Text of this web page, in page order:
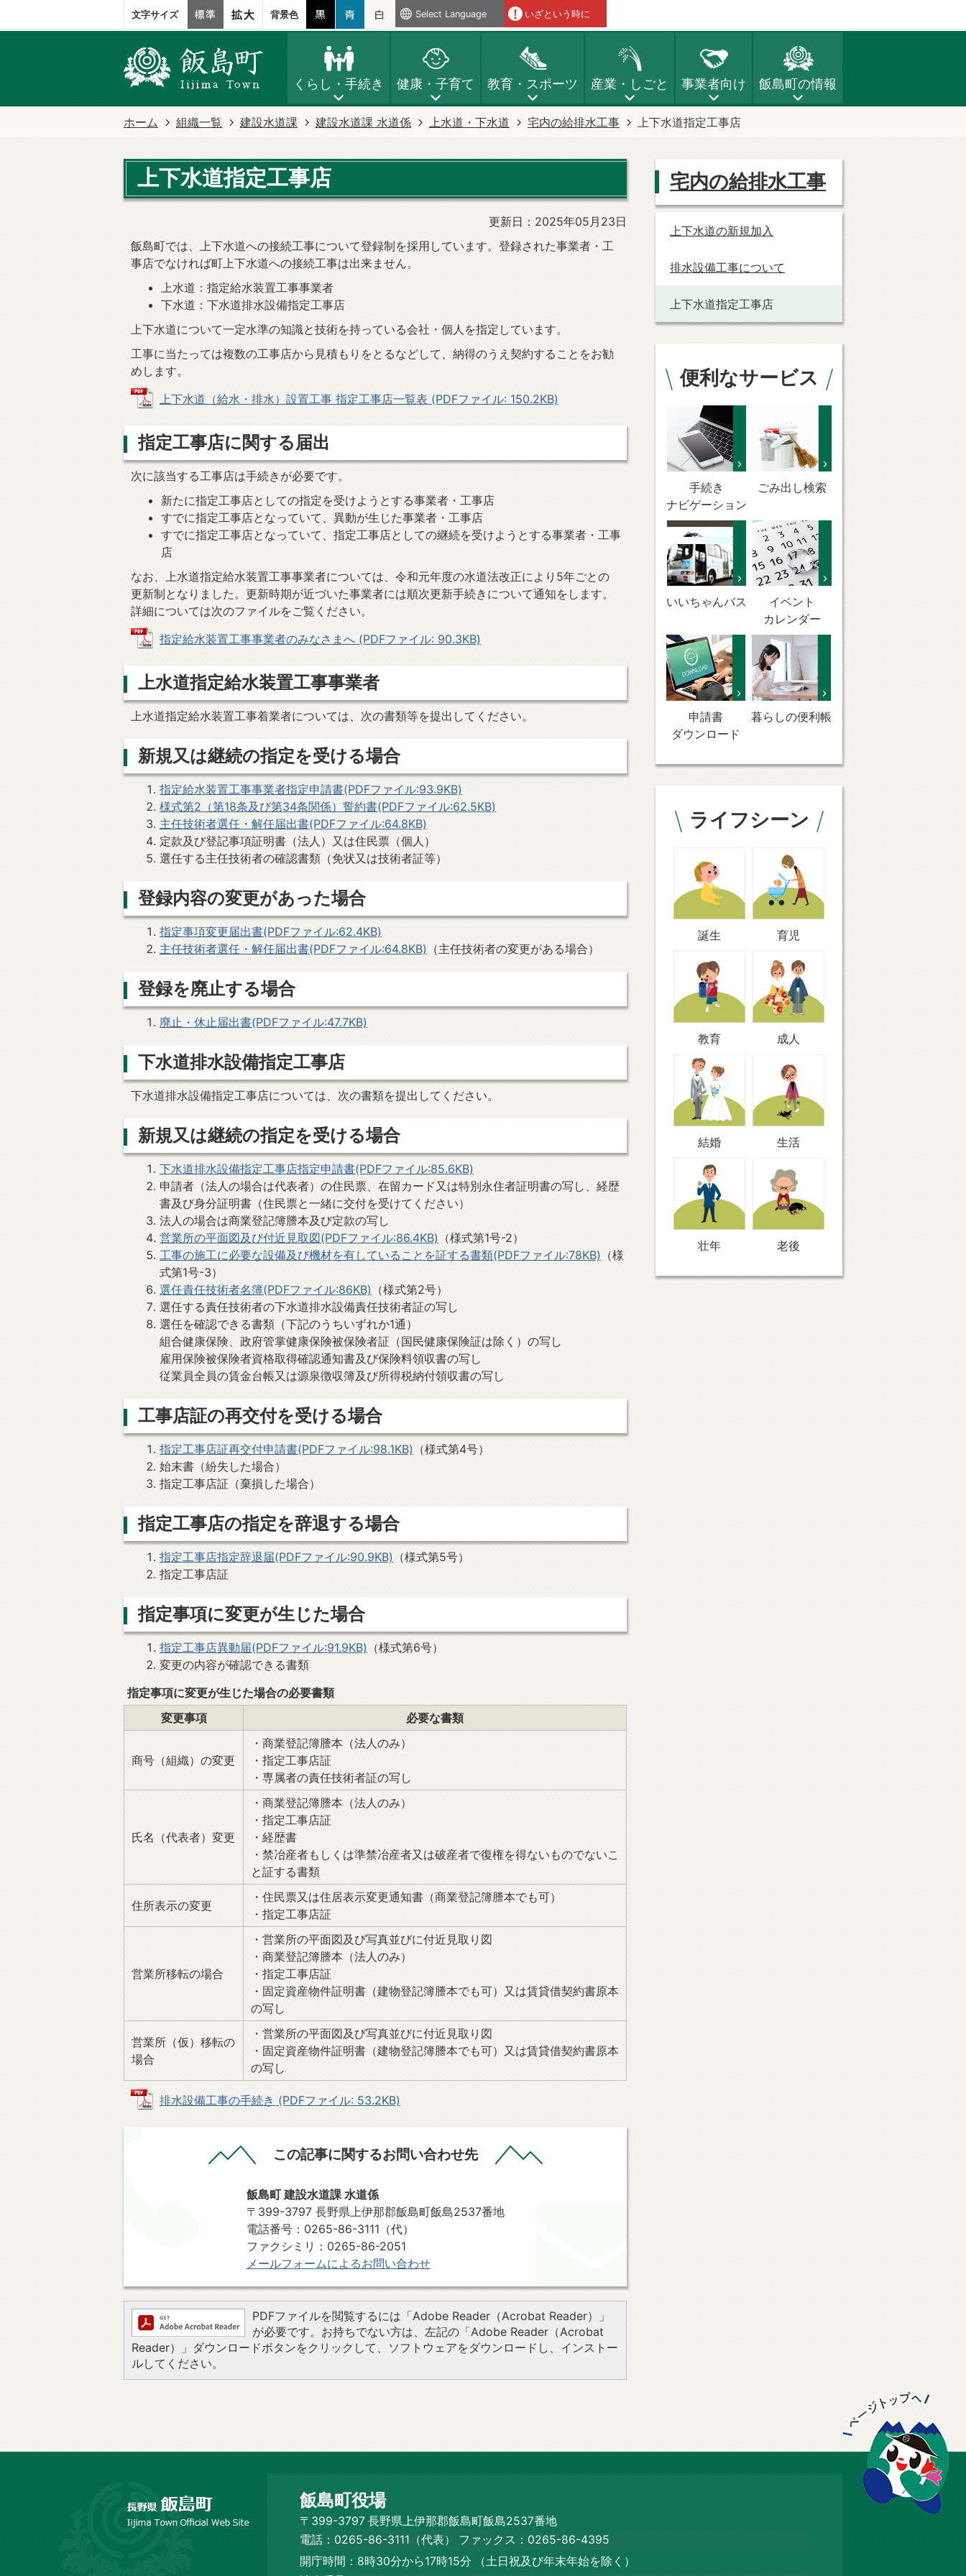
文字サイズ 背景色 Select Language いざという時に
くらし・手続き 健康・子育て 教育・スポーツ 産業・しごと 事業者向け 飯島町の情報
ホーム 組織一覧 建設水道課 建設水道課 水道係 上水道・下水道 宅内の給排水工事 上下水道指定工事店
上下水道指定工事店
更新日：2025年05月23日
飯島町では、上下水道への接続工事について登録制を採用しています。登録された事業者・工
事店でなければ町上下水道への接続工事は出来ません。
上水道：指定給水装置工事事業者
下水道：下水道排水設備指定工事店
上下水道について一定水準の知識と技術を持っている会社・個人を指定しています。
工事に当たっては複数の工事店から見積もりをとるなどして、納得のうえ契約することをお勧
めします。
上下水道（給水・排水）設置工事 指定工事店一覧表 (PDFファイル: 150.2KB)
指定工事店に関する届出
次に該当する工事店は手続きが必要です。
新たに指定工事店としての指定を受けようとする事業者・工事店
すでに指定工事店となっていて、異動が生じた事業者・工事店
すでに指定工事店となっていて、指定工事店としての継続を受けようとする事業者・工事
店
なお、上水道指定給水装置工事事業者については、令和元年度の水道法改正により5年ごとの
更新制となりました。更新時期が近づいた事業者には順次更新手続きについて通知をします。
詳細については次のファイルをご覧ください。
指定給水装置工事事業者のみなさまへ (PDFファイル: 90.3KB)
上水道指定給水装置工事事業者
上水道指定給水装置工事着業者については、次の書類等を提出してください。
新規又は継続の指定を受ける場合
指定給水装置工事事業者指定申請書(PDFファイル:93.9KB)
様式第2（第18条及び第34条関係）誓約書(PDFファイル:62.5KB)
主任技術者選任・解任届出書(PDFファイル:64.8KB)
定款及び登記事項証明書（法人）又は住民票（個人）
選任する主任技術者の確認書類（免状又は技術者証等）
登録内容の変更があった場合
指定事項変更届出書(PDFファイル:62.4KB)
主任技術者選任・解任届出書(PDFファイル:64.8KB) （主任技術者の変更がある場合）
登録を廃止する場合
廃止・休止届出書(PDFファイル:47.7KB)
下水道排水設備指定工事店
下水道排水設備指定工事店については、次の書類を提出してください。
新規又は継続の指定を受ける場合
下水道排水設備指定工事店指定申請書(PDFファイル:85.6KB)
申請者（法人の場合は代表者）の住民票、在留カード又は特別永住者証明書の写し、経歴
書及び身分証明書（住民票と一緒に交付を受けてください）
法人の場合は商業登記簿謄本及び定款の写し
営業所の平面図及び付近見取図(PDFファイル:86.4KB) （様式第1号-2）
工事の施工に必要な設備及び機材を有していることを証する書類(PDFファイル:78KB) （様
式第1号-3）
選任責任技術者名簿(PDFファイル:86KB) （様式第2号）
選任する責任技術者の下水道排水設備責任技術者証の写し
選任を確認できる書類（下記のうちいずれか1通）
組合健康保険、政府管掌健康保険被保険者証（国民健康保険証は除く）の写し
雇用保険被保険者資格取得確認通知書及び保険料領収書の写し
従業員全員の賃金台帳又は源泉徴収簿及び所得税納付領収書の写し
工事店証の再交付を受ける場合
指定工事店証再交付申請書(PDFファイル:98.1KB) （様式第4号）
始末書（紛失した場合）
指定工事店証（棄損した場合）
指定工事店の指定を辞退する場合
指定工事店指定辞退届(PDFファイル:90.9KB) （様式第5号）
指定工事店証
指定事項に変更が生じた場合
指定工事店異動届(PDFファイル:91.9KB) （様式第6号）
変更の内容が確認できる書類
指定事項に変更が生じた場合の必要書類
変更事項
必要な書類
商号（組織）の変更
・商業登記簿謄本（法人のみ）
・指定工事店証
・専属者の責任技術者証の写し
氏名（代表者）変更
・商業登記簿謄本（法人のみ）
・指定工事店証
・経歴書
・禁冶産者もしくは準禁冶産者又は破産者で復権を得ないものでないこ
と証する書類
住所表示の変更
・住民票又は住居表示変更通知書（商業登記簿謄本でも可）
・指定工事店証
営業所移転の場合
・営業所の平面図及び写真並びに付近見取り図
・商業登記簿謄本（法人のみ）
・指定工事店証
・固定資産物件証明書（建物登記簿謄本でも可）又は賃貸借契約書原本
の写し
営業所（仮）移転の
場合
・営業所の平面図及び写真並びに付近見取り図
・固定資産物件証明書（建物登記簿謄本でも可）又は賃貸借契約書原本
の写し
排水設備工事の手続き (PDFファイル: 53.2KB)
この記事に関するお問い合わせ先
飯島町 建設水道課 水道係
〒399-3797 長野県上伊那郡飯島町飯島2537番地
電話番号：0265-86-3111（代）
ファクシミリ：0265-86-2051
メールフォームによるお問い合わせ
PDFファイルを閲覧するには「Adobe Reader（Acrobat Reader）」
が必要です。お持ちでない方は、左記の「Adobe Reader（Acrobat
Reader）」ダウンロードボタンをクリックして、ソフトウェアをダウンロードし、インストー
ルしてください。
宅内の給排水工事
上下水道の新規加入
排水設備工事について
上下水道指定工事店
便利なサービス
手続き
ナビゲーション
ごみ出し検索
いいちゃんバス
イベント
カレンダー
申請書
ダウンロード
暮らしの便利帳
ライフシーン
誕生 育児
教育 成人
結婚 生活
壮年 老後
飯島町役場
〒399-3797 長野県上伊那郡飯島町飯島2537番地
電話：0265-86-3111（代表）
ファックス：0265-86-4395
開庁時間：8時30分から17時15分
（土日祝及び年末年始を除く）